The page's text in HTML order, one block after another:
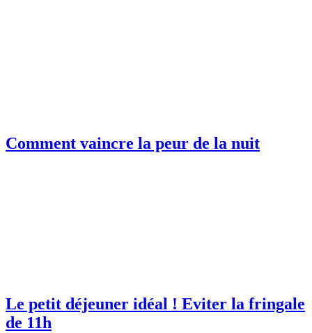
Comment vaincre la peur de la nuit
Le petit déjeuner idéal ! Eviter la fringale
de 11h